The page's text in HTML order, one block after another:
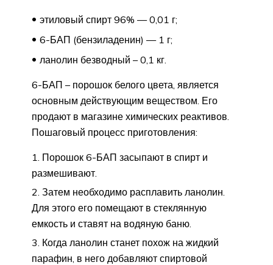
этиловый спирт 96% — 0,01 г;
6-БАП (бензиладенин) — 1 г;
ланолин безводный – 0,1 кг.
6-БАП – порошок белого цвета, является
основным действующим веществом. Его
продают в магазине химических реактивов.
Пошаговый процесс приготовления:
Порошок 6-БАП засыпают в спирт и
размешивают.
Затем необходимо расплавить ланолин.
Для этого его помещают в стеклянную
емкость и ставят на водяную баню.
Когда ланолин станет похож на жидкий
парафин, в него добавляют спиртовой